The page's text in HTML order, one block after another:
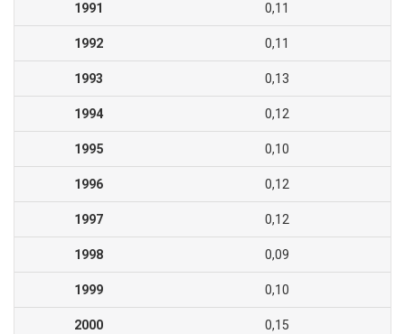
1991 0,11
1992 0,11
1993 0,13
1994 0,12
1995 0,10
1996 0,12
1997 0,12
1998 0,09
1999 0,10
2000 0,15